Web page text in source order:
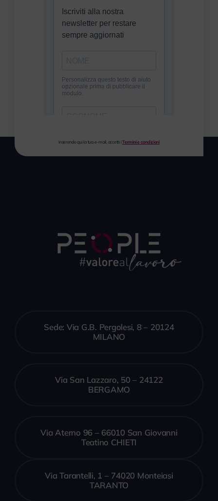
Inserendo qui la tua e-mail, accetti iTermini e condizioni
Sede: Via G.B. Pergolesi, 8 – 20124
MILANO
Via San Lazzaro, 50 – 24122
BERGAMO
Via Aterno 96 – 66010 San Giovanni
Teatino CHIETI
Via Tarantelli, 1 – 74020 Monteiasi
TARANTO